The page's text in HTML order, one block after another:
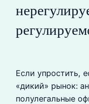
Если упростить,
«дикий» рынок:
полулегальные